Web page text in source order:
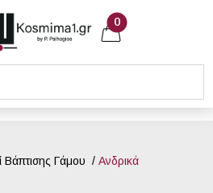
0
Βάπτισης Γάμου / Ανδρικά